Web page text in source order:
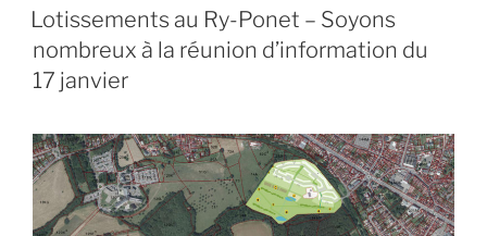
dans
le
Ry-
Beyne-
Heusay
–
Répondez
LE
Lotissements au Ry-Ponet – Soyons
nombreux à la réunion d’information du
17 janvier